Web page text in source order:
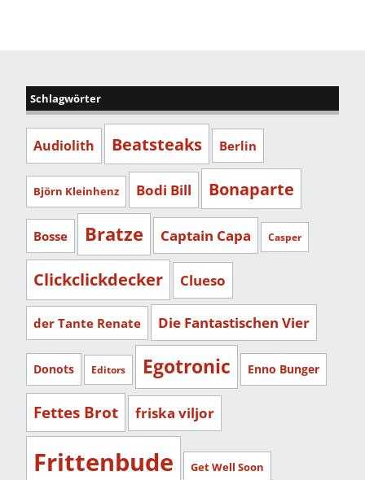
Schlagwörter
Audiolith Beatsteaks Berlin
Björn Kleinhenz Bodi Bill Bonaparte
Bosse Bratze Captain Capa Casper
Clickclickdecker Clueso
der Tante Renate Die Fantastischen Vier
Donots Editors Egotronic Enno Bunger
Fettes Brot friska viljor
Frittenbude Get Well Soon